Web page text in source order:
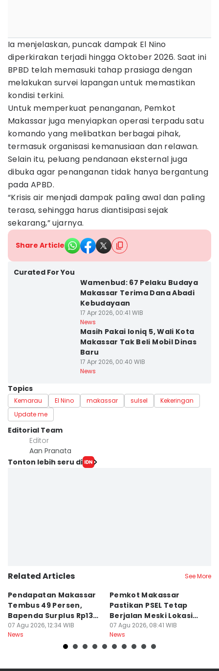
Ia menjelaskan, puncak dampak El Nino
diperkirakan terjadi hingga Oktober 2026. Saat ini
BPBD telah memasuki tahap prasiaga dengan
melakukan survei lapangan untuk memastikan
kondisi terkini.
Untuk memperkuat penanganan, Pemkot
Makassar juga menyiapkan operasi terpadu satu
komando yang melibatkan berbagai pihak,
termasuk organisasi kemanusiaan dan relawan.
Selain itu, peluang pendanaan eksternal juga
dibuka agar penanganan tidak hanya bergantung
pada APBD.
“Krisis air menjadi dampak paling awal dan paling
terasa, sehingga harus diantisipasi sejak
sekarang,” ujarnya.
Share Article
Curated For You
Wamenbud: 67 Pelaku Budaya
Makassar Terima Dana Abadi
Kebudayaan
17 Apr 2026, 00:41 WIB
News
Masih Pakai Ioniq 5, Wali Kota
Makassar Tak Beli Mobil Dinas
Baru
17 Apr 2026, 00:40 WIB
News
Topics
Kemarau El Nino makassar sulsel
Kekeringan
Update me
Editorial Team
Editor
Aan Pranata
Tonton lebih seru di
Related Articles See More
Pendapatan Makassar
Tembus 49 Persen,
Bapenda Surplus Rp130
Miliar
07 Agu 2026, 12:34 WIB
News
Pemkot Makassar
Pastikan PSEL Tetap
Berjalan Meski Lokasi
Belum Final
07 Agu 2026, 08:41 WIB
News